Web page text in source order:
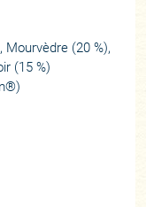
Mourvèdre (20 %),
(15 %)